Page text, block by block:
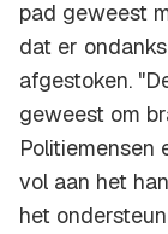
pad geweest
dat er
afgestoken.
geweest om
Politiemensen
vol aan het
het